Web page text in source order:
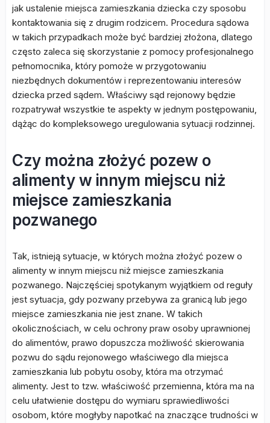
jak ustalenie miejsca zamieszkania dziecka czy sposobu
kontaktowania się z drugim rodzicem. Procedura sądowa
w takich przypadkach może być bardziej złożona, dlatego
często zaleca się skorzystanie z pomocy profesjonalnego
pełnomocnika, który pomoże w przygotowaniu
niezbędnych dokumentów i reprezentowaniu interesów
dziecka przed sądem. Właściwy sąd rejonowy będzie
rozpatrywał wszystkie te aspekty w jednym postępowaniu,
dążąc do kompleksowego uregulowania sytuacji rodzinnej.
Czy można złożyć pozew o
alimenty w innym miejscu niż
miejsce zamieszkania
pozwanego
Tak, istnieją sytuacje, w których można złożyć pozew o
alimenty w innym miejscu niż miejsce zamieszkania
pozwanego. Najczęściej spotykanym wyjątkiem od reguły
jest sytuacja, gdy pozwany przebywa za granicą lub jego
miejsce zamieszkania nie jest znane. W takich
okolicznościach, w celu ochrony praw osoby uprawnionej
do alimentów, prawo dopuszcza możliwość skierowania
pozwu do sądu rejonowego właściwego dla miejsca
zamieszkania lub pobytu osoby, która ma otrzymać
alimenty. Jest to tzw. właściwość przemienna, która ma na
celu ułatwienie dostępu do wymiaru sprawiedliwości
osobom, które mogłyby napotkać na znaczące trudności w